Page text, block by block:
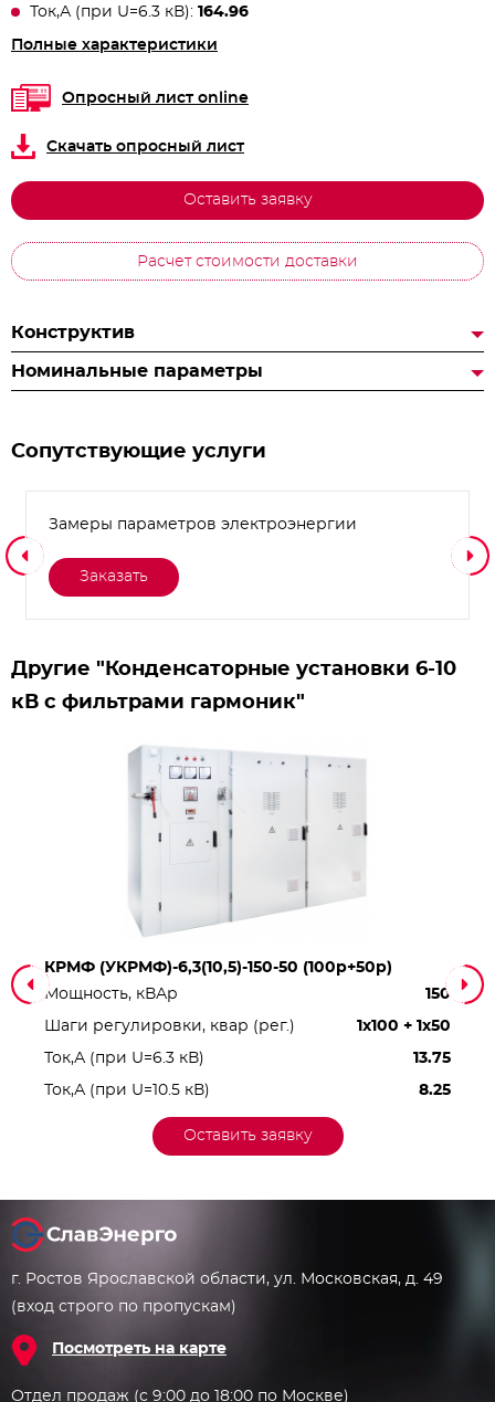
Ток,А (при U=6.3 кВ): 164.96
Полные характеристики
Опросный лист online
Скачать опросный лист
Оставить заявку
Расчет стоимости доставки
Конструктив
Номинальные параметры
Сопутствующие услуги
Замеры параметров электроэнергии
Заказать
Другие "Конденсаторные установки 6-10
кВ с фильтрами гармоник"
КРМФ (УКРМФ)-6,3(10,5)-150-50 (100р+50р)
Мощность, кВАр
150
Шаги регулировки, квар (рег.) 1x100 + 1x50
Ток,А (при U=6.3 кВ) 13.75
Ток,А (при U=10.5 кВ) 8.25
Оставить заявку
г. Ростов Ярославской области, ул. Московская, д. 49
(вход строго по пропускам)
Посмотреть на карте
Отдел продаж (с 9:00 до 18:00 по Москве)